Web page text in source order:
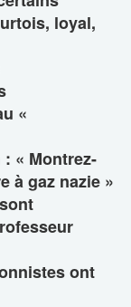
loyal,
«
« Montrez-
à gaz nazie »
ont